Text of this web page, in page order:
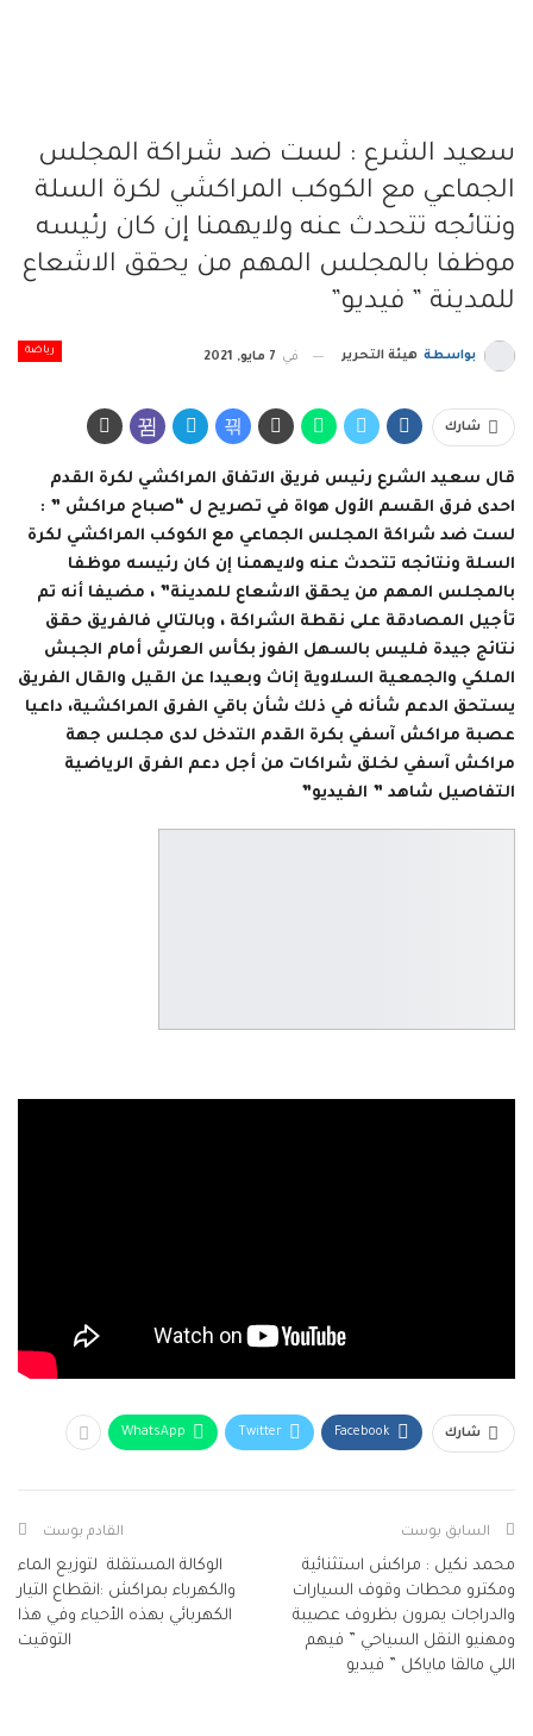
سعيد الشرع : لست ضد شراكة المجلس
الجماعي مع الكوكب المراكشي لكرة السلة
ونتائجه تتحدث عنه ولايهمنا إن كان رئيسه
موظفا بالمجلس المهم من يحقق الاشعاع
للمدينة ” فيديو”
رياضة بواسطة هيئة التحرير في 7 مايو, 2021
شارك
قال سعيد الشرع رئيس فريق الاتفاق المراكشي لكرة القدم
احدى فرق القسم الأول هواة في تصريح ل “صباح مراكش ” :
لست ضد شراكة المجلس الجماعي مع الكوكب المراكشي لكرة
السلة ونتائجه تتحدث عنه ولايهمنا إن كان رئيسه موظفا
بالمجلس المهم من يحقق الاشعاع للمدينة” ، مضيفا أنه تم
تأجيل المصادقة على نقطة الشراكة ، وبالتالي فالفريق حقق
نتائج جيدة فليس بالسهل الفوز بكأس العرش أمام الجبش
الملكي والجمعية السلاوية إناث وبعيدا عن القيل والقال الفريق
يستحق الدعم شأنه في ذلك شأن باقي الفرق المراكشية، داعيا
عصبة مراكش آسفي بكرة القدم التدخل لدى مجلس جهة
مراكش آسفي لخلق شراكات من أجل دعم الفرق الرياضية
التفاصيل شاهد ” الفيديو”
شارك Facebook
Twitter
WhatsApp
السابق بوست
محمد نكيل : مراكش استثنائية
ومكترو محطات وقوف السيارات
والدراجات يمرون بظروف عصيبة
ومهنيو النقل السياحي ” فيهم
اللي مالقا ماياكل ” فيديو
القادم بوست
الوكالة المستقلة لتوزيع الماء
والكهرباء بمراكش :انقطاع التيار
الكهربائي بهذه الأحياء وفي هذا
التوقيت